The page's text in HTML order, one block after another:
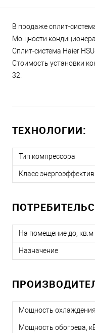
В продаже сплит-
Мощности
Сплит-система Haier
Стоимость установки
32.
ТЕХНОЛОГИИ:
Тип компрессора
Класс
На помещение до, кв.м
Назначение
Мощность
Мощность обогрева,